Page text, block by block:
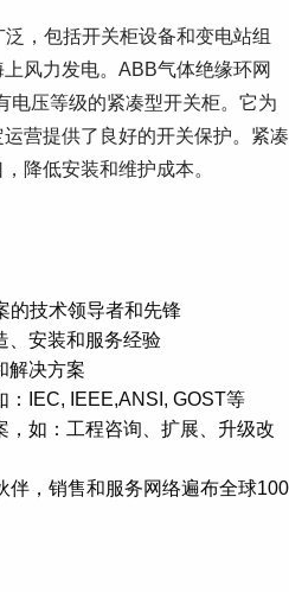
，包括开关柜设备和变电站组
风力发电。ABB气体绝缘环网
电压等级的紧凑型开关柜。它为
营提供了良好的开关保护。紧凑
降低安装和维护成本。
的技术领导者和先锋
、安装和服务经验
解决方案
：IEC, IEEE,ANSI, GOST等
，如：工程咨询、扩展、升级改
伴，销售和服务网络遍布全球100